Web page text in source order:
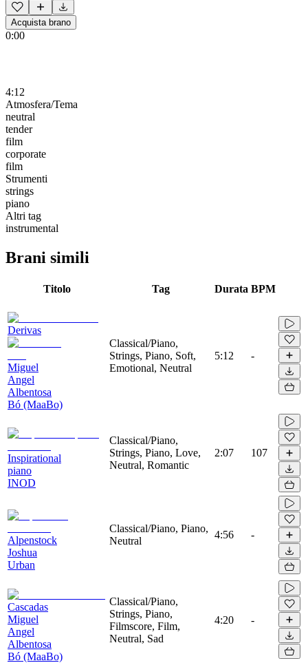
Acquista brano
0:00
4:12
Atmosfera/Tema
neutral
tender
film
corporate
film
Strumenti
strings
piano
Altri tag
instrumental
Brani simili
Titolo Tag Durata BPM
Derivas
Miguel
Angel
Albentosa
Bó (MaaBo)
Classical/Piano,
Strings, Piano, Soft,
Emotional, Neutral
5:12 -
Inspirational
piano
INOD
Classical/Piano,
Strings, Piano, Love,
Neutral, Romantic
2:07 107
Alpenstock
Joshua
Urban
Classical/Piano, Piano,
Neutral
4:56 -
Cascadas
Miguel
Angel
Albentosa
Bó (MaaBo)
Classical/Piano,
Strings, Piano,
Filmscore, Film,
Neutral, Sad
4:20 -